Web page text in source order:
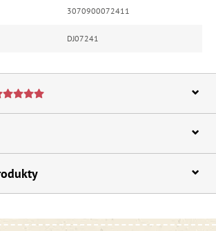
3070900072411
DJ07241